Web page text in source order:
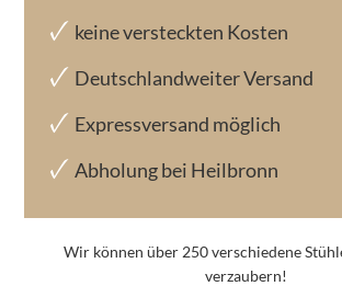
keine versteckten Kosten
Deutschlandweiter Versand
Expressversand möglich
Abholung bei Heilbronn
Wir können über 250 verschiedene
verzaubern!